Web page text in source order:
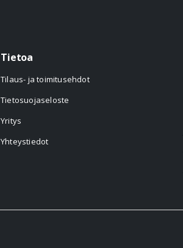
Tietoa
Tilaus- ja toimitusehdot
Tietosuojaseloste
Yritys
Yhteystiedot